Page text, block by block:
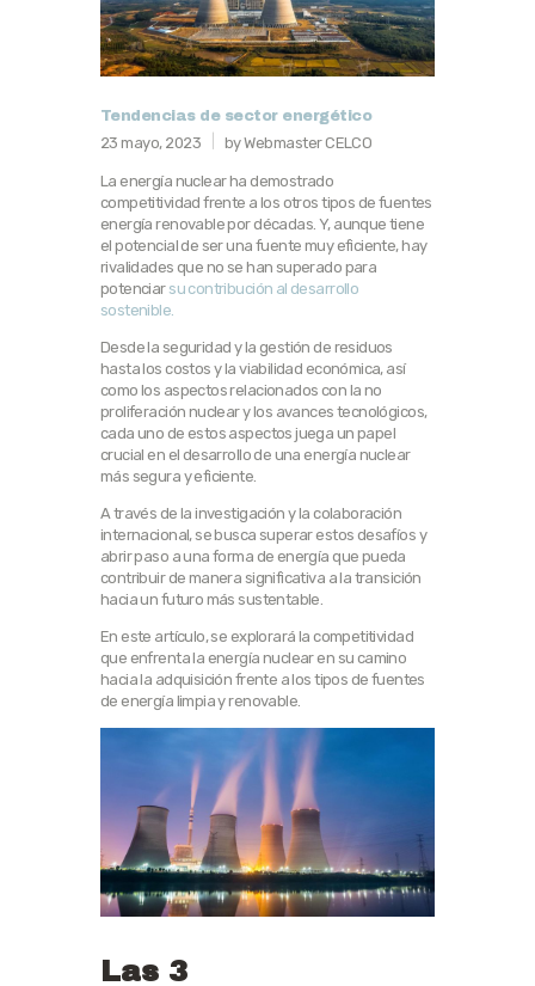
Tendencias de sector energético
23 mayo, 2023 by Webmaster CELCO
La energía nuclear ha demostrado
competitividad frente a los otros tipos de fuentes
energía renovable por décadas. Y, aunque tiene
el potencial de ser una fuente muy eficiente, hay
rivalidades que no se han superado para
potenciar su contribución al desarrollo
sostenible.
Desde la seguridad y la gestión de residuos
hasta los costos y la viabilidad económica, así
como los aspectos relacionados con la no
proliferación nuclear y los avances tecnológicos,
cada uno de estos aspectos juega un papel
crucial en el desarrollo de una energía nuclear
más segura y eficiente.
A través de la investigación y la colaboración
internacional, se busca superar estos desafíos y
abrir paso a una forma de energía que pueda
contribuir de manera significativa a la transición
hacia un futuro más sustentable.
En este artículo, se explorará la competitividad
que enfrenta la energía nuclear en su camino
hacia la adquisición frente a los tipos de fuentes
de energía limpia y renovable.
Las 3